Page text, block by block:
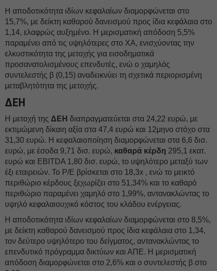
Η αποδοτικότητα ιδίων κεφαλαίων διαμορφώνεται στο
15,7%, με δείκτη καθαρού δανεισμού προς ίδια κεφάλαια στο
1,14, ελαφρώς αυξημένο. Η μερισματική απόδοση 5,5%
παραμένει από τις υψηλότερες στο ΧΑ, ενισχύοντας την
ελκυστικότητα της μετοχής για εισοδηματικά
προσανατολισμένους επενδυτές, ενώ ο χαμηλός
συντελεστής β (0,15) αναδεικνύει τη σχετικά περιορισμένη
μεταβλητότητα της μετοχής.
ΔΕH
Η μετοχή της ΔEΗ διαπραγματεύεται στα 24,22 ευρώ, με
εκτιμώμενη δίκαιη αξία στα 47,4 ευρώ και 12μηνο στόχο στα
31,30 ευρώ. Η κεφαλαιοποίηση διαμορφώνεται στα 6,6 δισ.
ευρώ, με έσοδα 9,71 δισ. ευρώ, καθαρά κέρδη 295,1 εκατ.
ευρώ και EBITDA 1,80 δισ. ευρώ, το υψηλότερο μεταξύ των
έξι εταιρειών. Το P/E βρίσκεται στο 18,3x , ενώ το μεικτό
περιθώριο κέρδους ξεχωρίζει στο 51,34% και το καθαρό
περιθώριο παραμένει χαμηλό στο 1,99%, αντανακλώντας το
υψηλό κεφαλαιουχικό κόστος του κλάδου ενέργειας.
Η αποδοτικότητα ιδίων κεφαλαίων διαμορφώνεται στο 8,5%,
με δείκτη καθαρού δανεισμού προς ίδια κεφάλαια στο 1,34,
τον δεύτερο υψηλότερο του δείγματος, αντανακλώντας το
επενδυτικό πρόγραμμα δικτύων και ΑΠΕ. Η μερισματική
απόδοση διαμορφώνεται στο 2,6% και ο συντελεστής β στο